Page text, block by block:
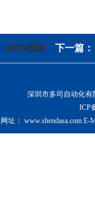
80PD模组 下一篇：
深圳市多司自动化有
ICP
网址： www.shendasa.com E-